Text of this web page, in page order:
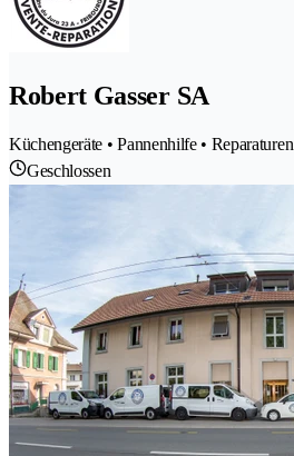
Robert Gasser SA
Küchengeräte • Pannenhilfe • Reparaturen
Geschlossen